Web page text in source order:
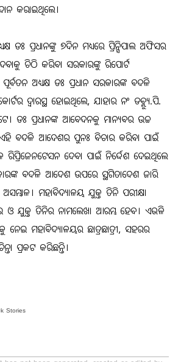
କରାଇଥିଲେ।
ଡଃ ପ୍ରଧାନଙ୍କୁ ୭ଦିନ ମଧ୍ୟରେ ପ୍ରିନ୍ସିପାଲ ଅଫିସର
ଚିଠି କରିବା ସରକାରଙ୍କୁ ରିପୋର୍ଟ
ଅଧ୍ୟକ୍ଷ ଡଃ ପ୍ରଧାନ ସରକାରଙ୍କ ବଦଳି
ଦ୍ୱାରସ୍ଥ ହୋଇଥିଲେ, ଯାହାର ନଂ ଡବ୍ଲ୍ୟୁ.ପି.
ଡଃ ପ୍ରଧାନଙ୍କ ଆବେଦନକୁ ମାନ୍ୟବର ଉଚ୍ଚ
ବଦଳି ଆଦେଶର ପୁନଃ ବିଚାର କରିବା ପାଇଁ
ରିପ୍ରିଜେନଟେସନ ଦେବା ପାଇଁ ନିର୍ଦ୍ଦେଶ ଦେଇଥିଲେ
ବଦଳି ଆଦେଶ ଉପରେ ସ୍ଥଗିତାଦେଶ ଜାରି
ମହାବିଦ୍ୟାଳୟ ଯୁକ୍ତ ତିନି ପରୀକ୍ଷା
ଯୁକ୍ତ ତିନିର ନାମଲେଖା ଆରମ୍ଭ ହେବ। ଏଭଳି
ନେଇ ମହାବିଦ୍ୟାଳୟର ଛାତ୍ରଛାତ୍ରୀ, ସହରର
ପ୍ରକଟ କରିଛନ୍ତି।
Stories